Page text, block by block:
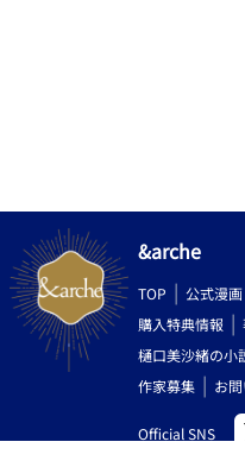
&arche
TOP 公式漫画
購入特典情報
樋口美沙緒の小
作家募集
お
Official SNS